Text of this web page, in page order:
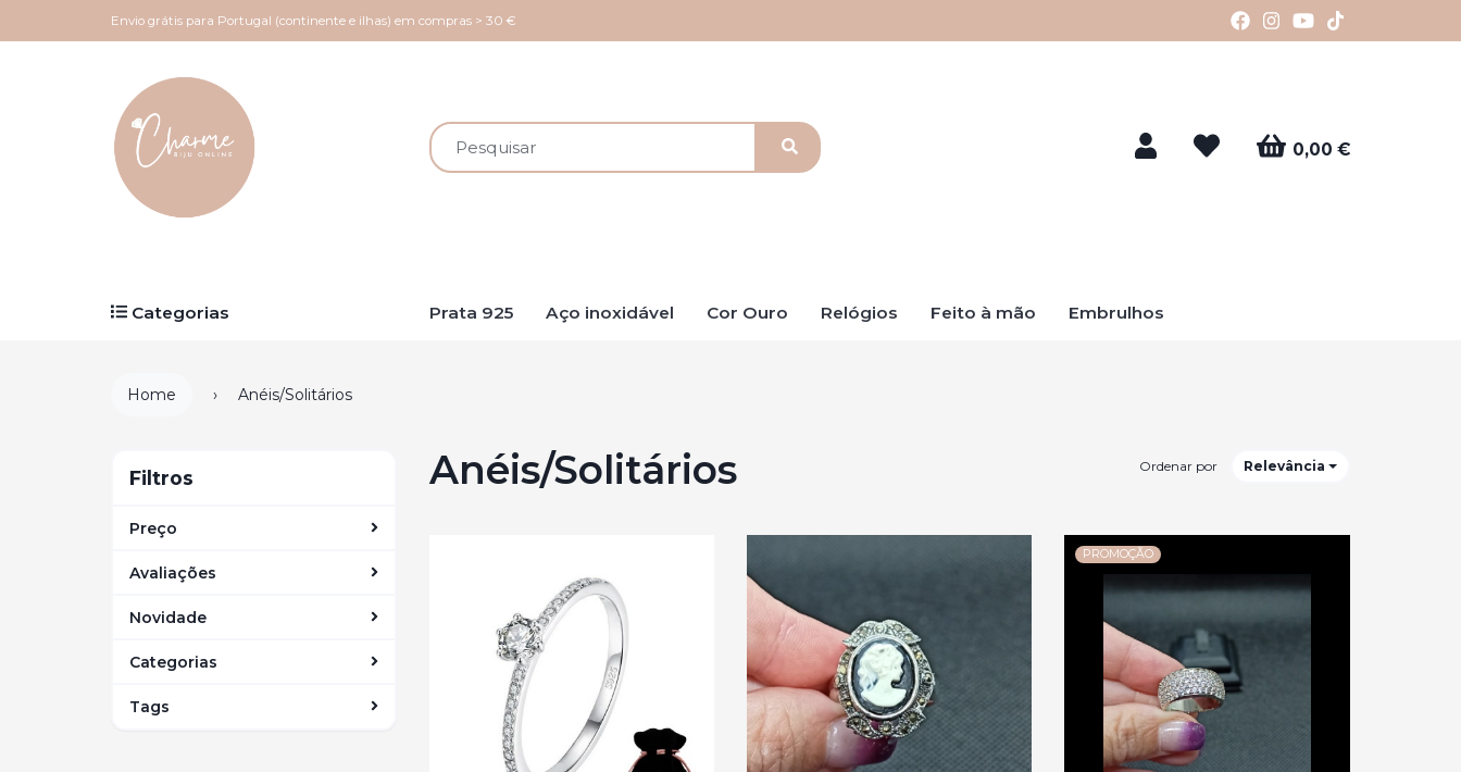
Envio grátis para Portugal (continente e ilhas) em compras > 30 €
0,00 €
Prata 925 Aço inoxidável Cor Ouro Relógios Feito à mão Embrulhos
Categorias
Home Anéis/Solitários
Filtros
Preço
Avaliações
Novidade
Categorias
Tags
Anéis/Solitários Ordenar por Relevância
PROMOÇÃO